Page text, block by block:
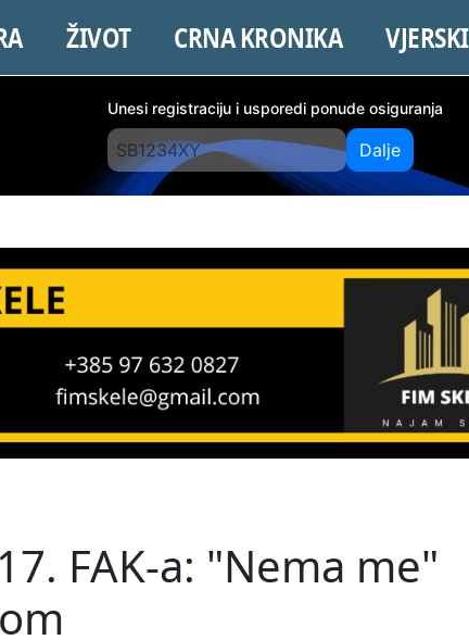
ŽIVOT CRNA KRONIKA
Unesi registraciju i usporedi ponude osiguranja
Dalje
FAK-a: "Nema me"